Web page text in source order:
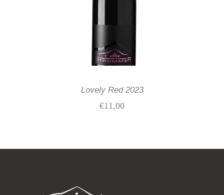
IN DEN WARENKORB
Lovely Red 2023
€11,00